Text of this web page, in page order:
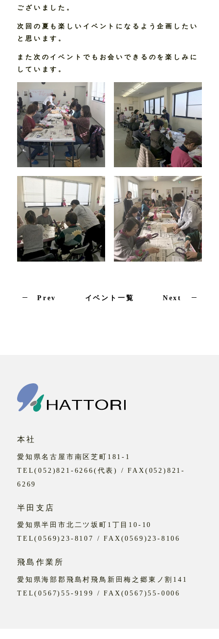
作品
事業内容
お客様の声
イベント
会社情報
採用情報
お問合せ
協力会社様
ございました。
次回の夏も楽しいイベントになるよう企画したい
と思います。
また次のイベントでもお会いできるのを楽しみに
しています。
Prev イベント一覧 Next
本社
愛知県名古屋市南区芝町181-1
TEL(052)821-6266(代表) / FAX(052)821-
6269
半田支店
愛知県半田市北二ツ坂町1丁目10-10
TEL(0569)23-8107 / FAX(0569)23-8106
飛島作業所
愛知県海部郡飛島村飛鳥新田梅之郷東ノ割141
TEL(0567)55-9199 / FAX(0567)55-0006